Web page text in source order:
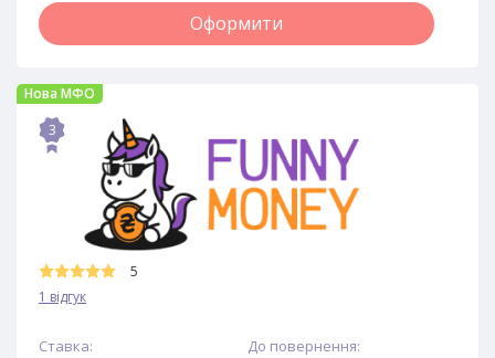
Оформити
Нова МФО
3
5
1 відгук
Ставка: До повернення: